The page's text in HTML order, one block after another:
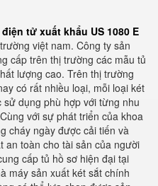
tử xuất khẩu US 1080 E
việt nam. Công ty sản
cấp trên thị trường các mẫu tủ
lượng cao. Trên thị trường
có rất nhiều loại, mỗi loại két
dụng phù hợp với từng nhu
với sự phát triển của khoa
cháy ngày được cải tiến và
an toàn cho tài sản của người
cấp tủ hồ sơ hiện đại tại
máy sản xuất két sắt chính